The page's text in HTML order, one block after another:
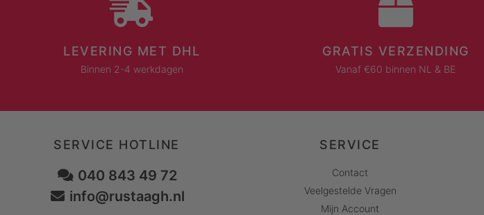
LEVERING MET DHL
Binnen 2-4 werkdagen
GRATIS VERZENDING
Vanaf €60 binnen NL & BE
SERVICE HOTLINE
040 843 49 72
info@rustaagh.nl
SERVICE
Contact
Veelgestelde Vragen
Mijn Account